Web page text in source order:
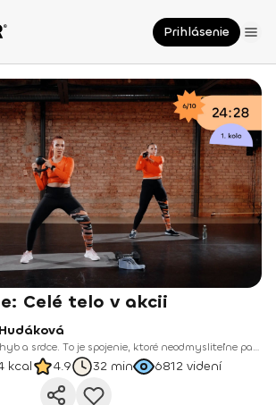
Prihlásenie
Celé telo v akcii
Motivácia, pohyb a srdce. To je spojenie, ktoré neodmysliteľne patrí k Domi, našej novej trénerke na Fitshakeri.
kcal 4.9 32 min 6812 videní